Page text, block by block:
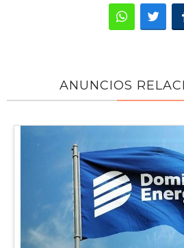
ANUNCIOS